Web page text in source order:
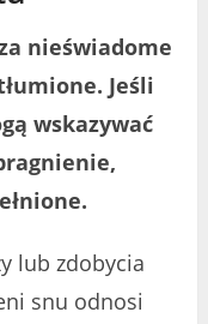
nieświadome
Jeśli
wskazywać
lub zdobycia
snu odnosi